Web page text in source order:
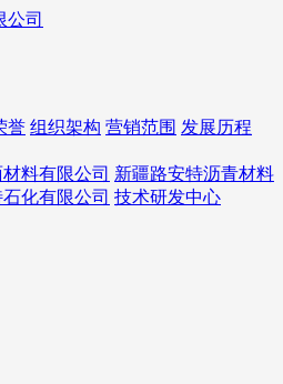
誉 组织架构 营销范围 发展历程
料有限公司 新疆路安特沥青材料
化有限公司 技术研发中心